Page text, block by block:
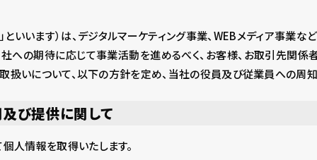
いいます）は、デジタルマーケティング事業、WEBメディア事業な
への期待に応じて事業活動を進めるべく、お客様、お取引先関
取扱いについて、以下の方針を定め、当社の役員及び従業員への周
び提供に関して
人情報を取得いたします。